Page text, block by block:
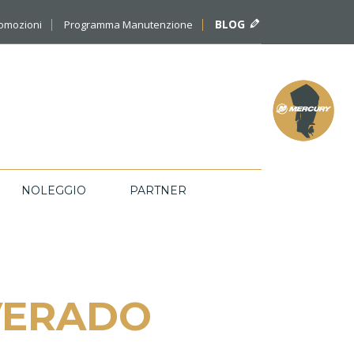
Programma Manutenzione BLOG
NOLEGGIO
PARTNER